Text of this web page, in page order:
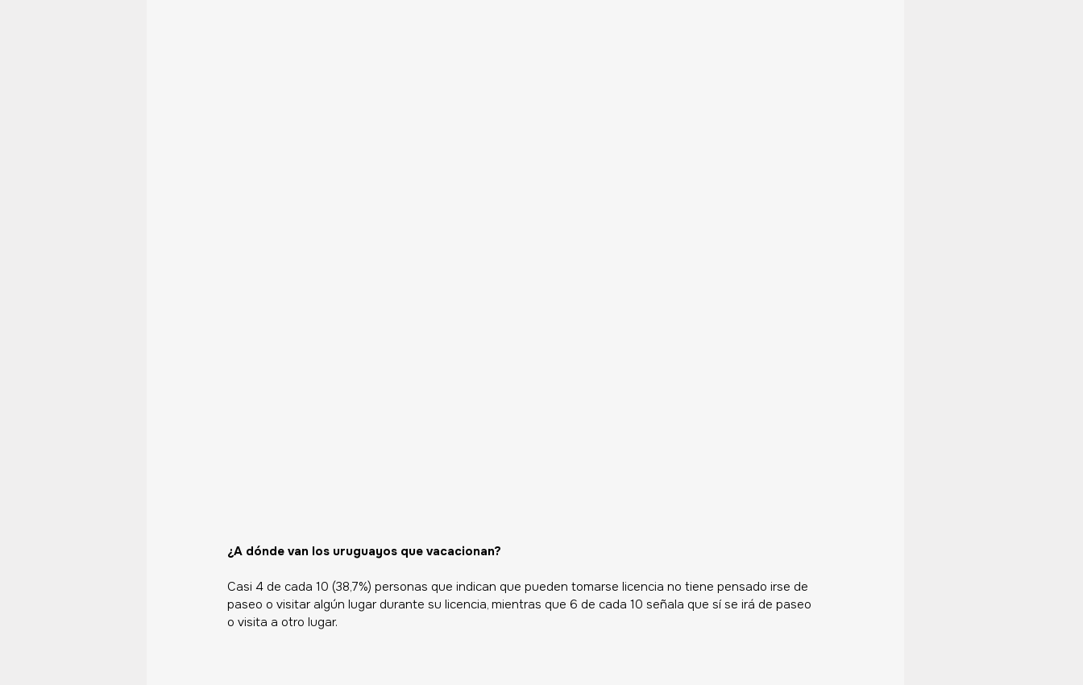
¿A dónde van los uruguayos que vacacionan?
Casi 4 de cada 10 (38,7%) personas que indican que pueden tomarse licencia no tiene pensado irse de
paseo o visitar algún lugar durante su licencia, mientras que 6 de cada 10 señala que sí se irá de paseo
o visita a otro lugar.